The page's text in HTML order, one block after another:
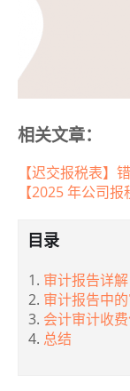
相关文章：
【迟交报税表】
【2025 年公司
目录
审计报告详
审计报告中
会计审计收
总结